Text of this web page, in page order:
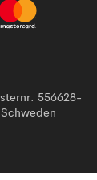
556628-